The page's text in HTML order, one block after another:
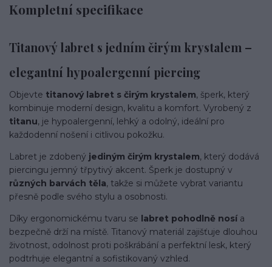
Kompletní specifikace
Titanový labret s jedním čirým krystalem –
elegantní hypoalergenní piercing
Objevte titanový labret s čirým krystalem, šperk, který
kombinuje moderní design, kvalitu a komfort. Vyrobený z
titanu, je hypoalergenní, lehký a odolný, ideální pro
každodenní nošení i citlivou pokožku.
Labret je zdobený jediným čirým krystalem, který dodává
piercingu jemný třpytivý akcent. Šperk je dostupný v
různých barvách těla, takže si můžete vybrat variantu
přesně podle svého stylu a osobnosti.
Díky ergonomickému tvaru se labret pohodlně nosía
bezpečně drží na místě. Titanový materiál zajišťuje dlouhou
životnost, odolnost proti poškrábání a perfektní lesk, který
podtrhuje elegantní a sofistikovaný vzhled.